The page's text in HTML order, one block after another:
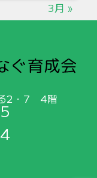
3月 »
2・7 4階